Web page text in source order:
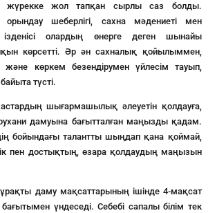
жүрекке жол тапқан сырлы саз болды.
орындау шеберлігі, сахна мәдениеті мен
олардың өнерге деген шынайы
көрсетті. Әр ән сахналық қойылыммен,
көркем безендірумен үйлесім тауып,
түсті.
шығармашылық әлеуетін қолдауға,
дамуына бағытталған маңызды қадам.
бойындағы талантты шыңдап қана қоймай,
пен достықтың, өзара қолдаудың маңызын
даму мақсаттарының ішінде 4-мақсат
үндеседі. Себебі сапалы білім тек